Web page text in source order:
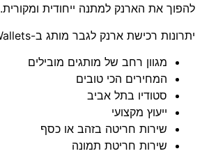
להפוך את הארנק למתנה ייחודית ומקורית.
יתרונות רכישת ארנק לגבר מותג ב-MyWallets:
מגוון רחב של מותגים מובילים
המחירים הכי טובים
סטודיו בתל אביב
ייעוץ מקצועי
שירות חריטה בזהב או כסף
שירות חריטת תמונה